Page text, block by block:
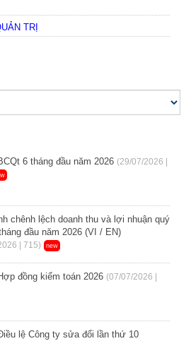
TRỊ
6 tháng đầu năm 2026 (29/07/2026 |
chênh lệch doanh thu và lợi nhuận quý
đầu năm 2026 (VI / EN)
| 715) new
đồng kiểm toán 2026 (07/07/2026 |
lệ Công ty sửa đổi lần thứ 10